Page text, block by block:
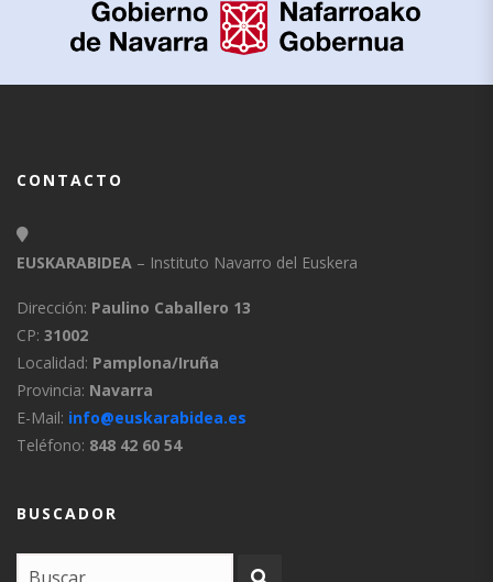
CONTACTO
EUSKARABIDEA – Instituto Navarro del Euskera
Dirección: Paulino Caballero 13
CP: 31002
Localidad: Pamplona/Iruña
Provincia: Navarra
E-Mail: info@euskarabidea.es
Teléfono: 848 42 60 54
BUSCADOR